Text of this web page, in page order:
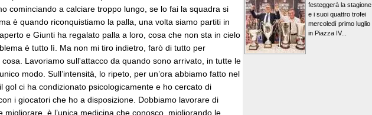
cominciando a calciare troppo lungo, se lo fai la squadra si
è quando riconquistiamo la palla, una volta siamo partiti in
e Giunti ha regalato palla a loro, cosa che non sta in cielo
è tutto lì. Ma non mi tiro indietro, farò di tutto per
Lavoriamo sull'attacco da quando sono arrivato, in tutte le
modo. Sull’intensità, lo ripeto, per un’ora abbiamo fatto nel
gol ci ha condizionato psicologicamente e ho cercato di
i giocatori che ho a disposizione. Dobbiamo lavorare di
migliorare, è l’unica medicina che conosco, migliorando le
festeggerà la stagione
e i suoi quattro trofei
mercoledì primo luglio
in Piazza IV...